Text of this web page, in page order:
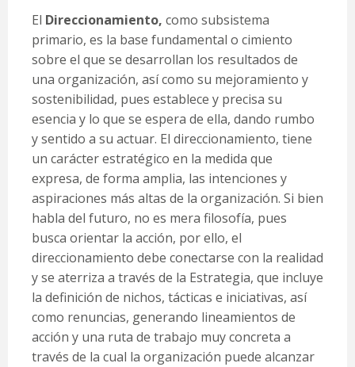
El Direccionamiento, como subsistema
primario, es la base fundamental o cimiento
sobre el que se desarrollan los resultados de
una organización, así como su mejoramiento y
sostenibilidad, pues establece y precisa su
esencia y lo que se espera de ella, dando rumbo
y sentido a su actuar. El direccionamiento, tiene
un carácter estratégico en la medida que
expresa, de forma amplia, las intenciones y
aspiraciones más altas de la organización. Si bien
habla del futuro, no es mera filosofía, pues
busca orientar la acción, por ello, el
direccionamiento debe conectarse con la realidad
y se aterriza a través de la Estrategia, que incluye
la definición de nichos, tácticas e iniciativas, así
como renuncias, generando lineamientos de
acción y una ruta de trabajo muy concreta a
través de la cual la organización puede alcanzar